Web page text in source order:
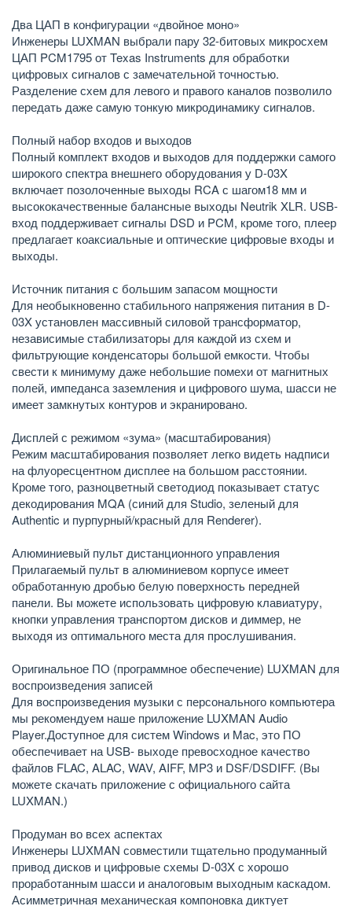
Два ЦАП в конфигурации «двойное моно»
Инженеры LUXMAN выбрали пару 32-битовых микросхем
ЦАП PCM1795 от Texas Instruments для обработки
цифровых сигналов с замечательной точностью.
Разделение схем для левого и правого каналов позволило
передать даже самую тонкую микродинамику сигналов.
Полный набор входов и выходов
Полный комплект входов и выходов для поддержки самого
широкого спектра внешнего оборудования у D-03X
включает позолоченные выходы RCA с шагом18 мм и
высококачественные балансные выходы Neutrik XLR. USB-
вход поддерживает сигналы DSD и PCM, кроме того, плеер
предлагает коаксиальные и оптические цифровые входы и
выходы.
Источник питания с большим запасом мощности
Для необыкновенно стабильного напряжения питания в D-
03X установлен массивный силовой трансформатор,
независимые стабилизаторы для каждой из схем и
фильтрующие конденсаторы большой емкости. Чтобы
свести к минимуму даже небольшие помехи от магнитных
полей, импеданса заземления и цифрового шума, шасси не
имеет замкнутых контуров и экранировано.
Дисплей с режимом «зума» (масштабирования)
Режим масштабирования позволяет легко видеть надписи
на флуоресцентном дисплее на большом расстоянии.
Кроме того, разноцветный светодиод показывает статус
декодирования MQA (синий для Studio, зеленый для
Authentic и пурпурный/красный для Renderer).
Алюминиевый пульт дистанционного управления
Прилагаемый пульт в алюминиевом корпусе имеет
обработанную дробью белую поверхность передней
панели. Вы можете использовать цифровую клавиатуру,
кнопки управления транспортом дисков и диммер, не
выходя из оптимального места для прослушивания.
Оригинальное ПО (программное обеспечение) LUXMAN для
воспроизведения записей
Для воспроизведения музыки с персонального компьютера
мы рекомендуем наше приложение LUXMAN Audio
Player.Доступное для систем Windows и Mac, это ПО
обеспечивает на USB- выходе превосходное качество
файлов FLAC, ALAC, WAV, AIFF, MP3 и DSF/DSDIFF. (Вы
можете скачать приложение с официального сайта
LUXMAN.)
Продуман во всех аспектах
Инженеры LUXMAN совместили тщательно продуманный
привод дисков и цифровые схемы D-03X с хорошо
проработанным шасси и аналоговым выходным каскадом.
Асимметричная механическая компоновка диктует